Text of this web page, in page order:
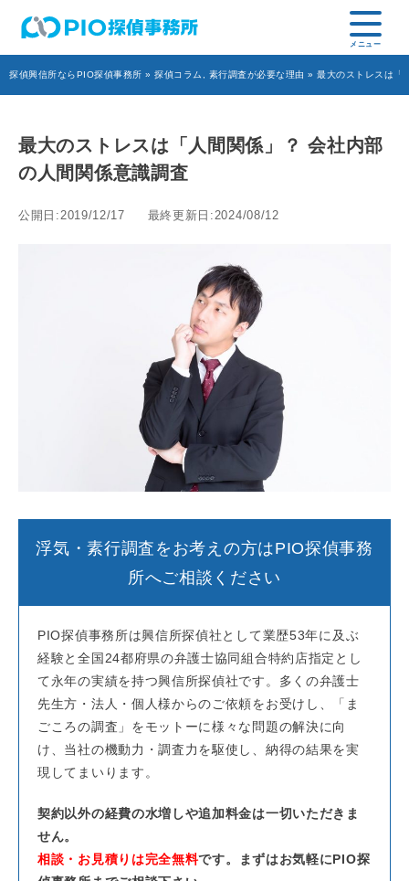
探偵興信所ならPIO探偵事務所 » 探偵コラム 素行調査が必要な理由 » 最大のストレスは「
最大のストレスは「人間関係」？ 会社内部
の人間関係意識調査
公開日:2019/12/17 最終更新日:2024/08/12
浮気・素行調査をお考えの方はPIO探偵事務
所へご相談ください
PIO探偵事務所は興信所探偵社として業歴53年に及ぶ
経験と全国24都府県の弁護士協同組合特約店指定とし
て永年の実績を持つ興信所探偵社です。多くの弁護士
先生方・法人・個人様からのご依頼をお受けし、「ま
ごころの調査」をモットーに様々な問題の解決に向
け、当社の機動力・調査力を駆使し、納得の結果を実
現してまいります。
契約以外の経費の水増しや追加料金は一切いただきま
せん。
相談・お見積りは完全無料です。まずはお気軽にPIO探